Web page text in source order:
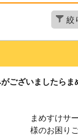
絞
ございましたら
まめすけサ
様のお困り